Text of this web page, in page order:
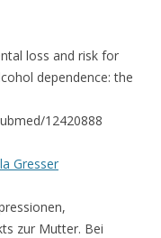
loss and risk for
dependence: the
12420888
Gresser
zur Mutter. Bei